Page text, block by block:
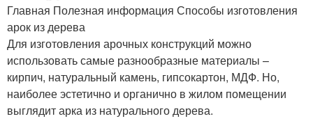
Древесины для арки Арка для сада
Арки в деревянном
Главная Полезная информация Способы изготовления
арок из дерева
Для изготовления арочных конструкций можно
использовать самые разнообразные материалы –
кирпич, натуральный камень, гипсокартон, МДФ. Но,
наиболее эстетично и органично в жилом помещении
выглядит арка из натурального дерева.